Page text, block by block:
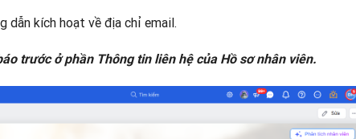
dẫn kích hoạt về địa chỉ email.
trước ở phần Thông tin liên hệ của Hồ sơ nhân viên.